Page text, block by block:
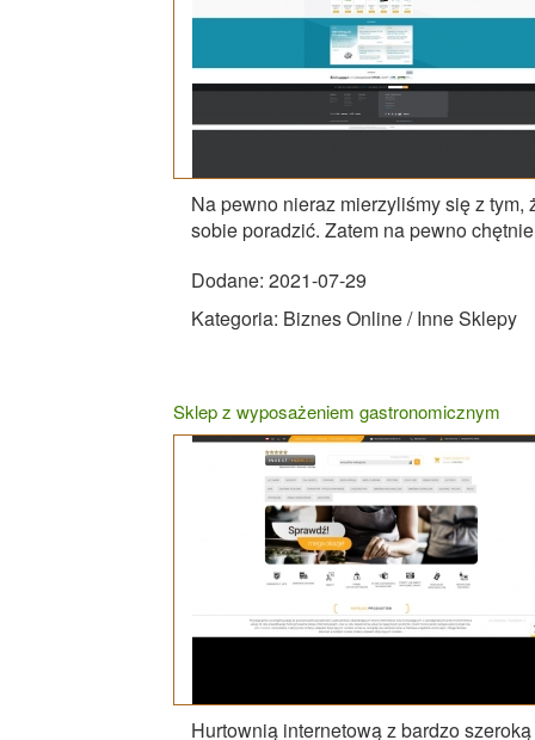
Na pewno nieraz mierzyliśmy się z
sobie poradzić. Zatem na pewno
Dodane: 2021-07-29
Kategoria: Biznes Online / Inne Sklepy
Sklep z wyposażeniem gastronomicznym
Hurtownią internetową z bardzo